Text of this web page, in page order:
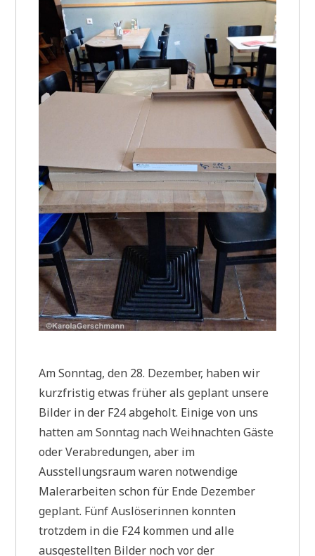
Am Sonntag, den 28. Dezember, haben wir
kurzfristig etwas früher als geplant unsere
Bilder in der F24 abgeholt. Einige von uns
hatten am Sonntag nach Weihnachten Gäste
oder Verabredungen, aber im
Ausstellungsraum waren notwendige
Malerarbeiten schon für Ende Dezember
geplant. Fünf Auslöserinnen konnten
trotzdem in die F24 kommen und alle
ausgestellten Bilder noch vor der